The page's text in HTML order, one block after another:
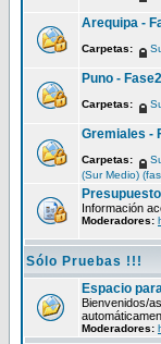
Arequipa -
Carpetas:
Puno - Fase2
Carpetas:
Gremiales -
Carpetas:
(Sur Medio)
Información
Moderadores:
Sólo Pruebas !!!
Espacio
Bienvenidos/
Moderadores: